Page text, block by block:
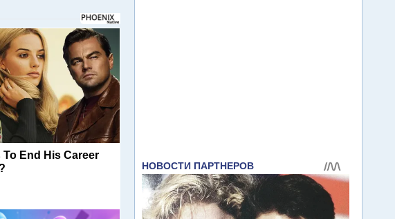
End His Career